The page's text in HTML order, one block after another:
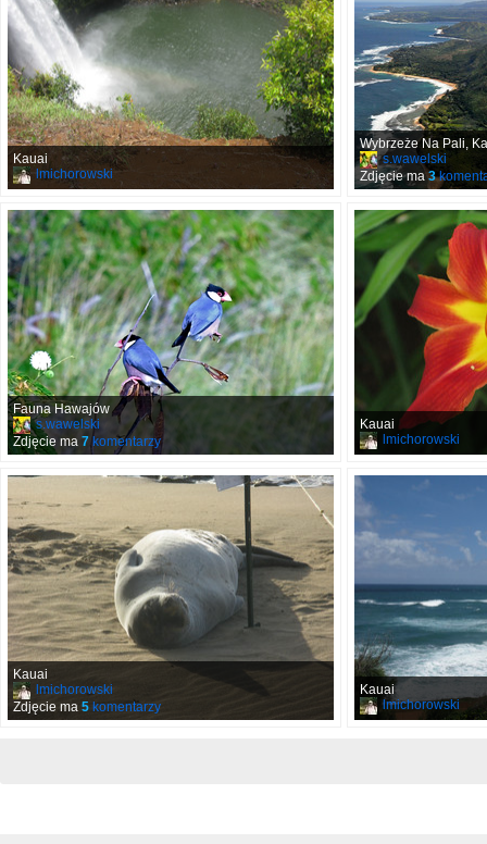
Kauai
lmichorowski
Wybrzeże Na Pali,
s.wawelski
Zdjęcie ma3
Fauna Hawajów
s.wawelski
Zdjęcie ma 7komentarzy
Kauai
lmichorowski
Kauai
lmichorowski
Zdjęcie ma 5 komentarzy
Kauai
lmichorowski